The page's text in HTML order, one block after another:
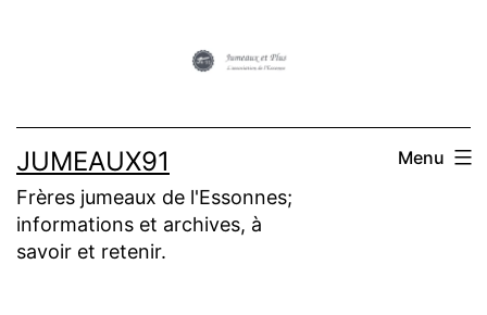
JUMEAUX91
Frères jumeaux de l'Essonnes;
informations et archives, à
savoir et retenir.
Menu